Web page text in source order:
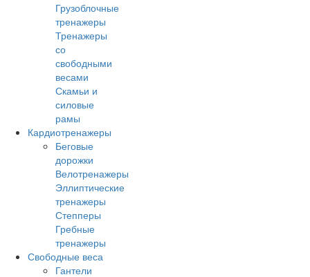
Грузоблочные
тренажеры
Тренажеры
со
свободными
весами
Скамьи и
силовые
рамы
Кардиотренажеры
Беговые
дорожки
Велотренажеры
Эллиптические
тренажеры
Степперы
Гребные
тренажеры
Свободные веса
Гантели